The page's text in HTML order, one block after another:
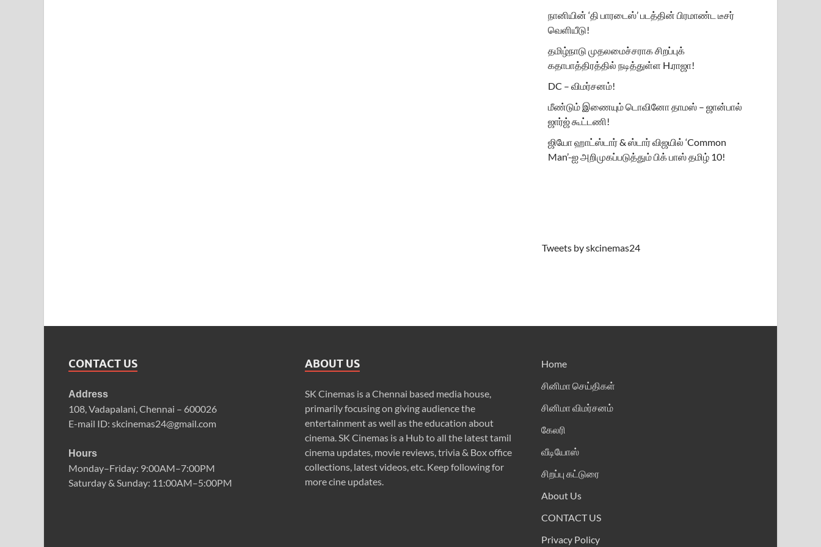
நானியின் ‘தி பாரடைஸ்’ படத்தின் பிரமாண்ட டீசர்
வெளியீடு!
தமிழ்நாடு முதலமைச்சராக சிறப்புக்
கதாபாத்திரத்தில் நடித்துள்ள H.ராஜா!
DC – விமர்சனம்!
மீண்டும் இணையும் டொவினோ தாமஸ் – ஜான்பால்
ஜார்ஜ் கூட்டணி!
ஜியோ ஹாட்ஸ்டார் & ஸ்டார் விஜயில் ‘Common
Man’-ஐ அறிமுகப்படுத்தும் பிக் பாஸ் தமிழ் 10!
Tweets by skcinemas24
CONTACT US
Address
108, Vadapalani, Chennai – 600026
E-mail ID: skcinemas24@gmail.com
Hours
Monday–Friday: 9:00AM–7:00PM
Saturday & Sunday: 11:00AM–5:00PM
ABOUT US
SK Cinemas is a Chennai based media house,
primarily focusing on giving audience the
entertainment as well as the education about
cinema. SK Cinemas is a Hub to all the latest tamil
cinema updates, movie reviews, trivia & Box office
collections, latest videos, etc. Keep following for
more cine updates.
Home
சினிமா செய்திகள்
சினிமா விமர்சனம்
கேலரி
வீடியோஸ்
சிறப்பு கட்டுரை
About Us
CONTACT US
Privacy Policy